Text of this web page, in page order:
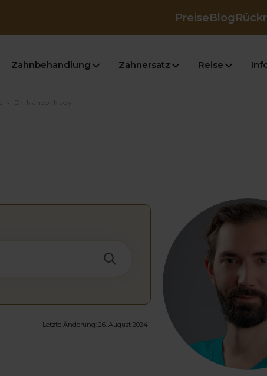
PreiseBlog
Zahnbehandlung Zahnersatz Reise
› Dr. Nándor Nagy
Letzte Änderung: 26. August 2024